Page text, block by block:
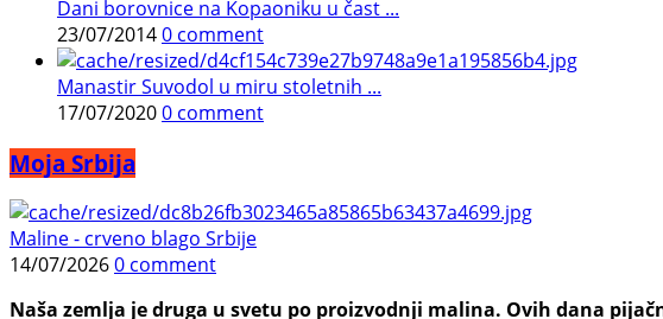
Dani borovnice na Kopaoniku u čast ...
23/07/20140 comment
Manastir Suvodol u miru stoletnih ...
17/07/20200 comment
Moja Srbija
Maline - crveno blago Srbije
14/07/20260 comment
Naša zemlja je druga u svetu po proizvodnji malina. Ovih dana